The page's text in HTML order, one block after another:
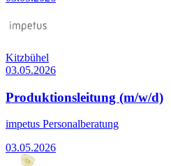
Kitzbühel
03.05.2026
Produktionsleitung (m/w/d)
impetus Personalberatung
03.05.2026